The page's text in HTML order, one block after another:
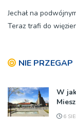
Jechał na
Teraz trafi do
NIE PRZEGAP
W
6